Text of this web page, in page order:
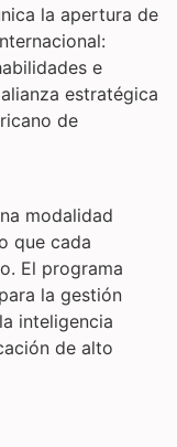
la apertura de
e
estratégica
de
modalidad
que cada
El programa
la gestión
inteligencia
de alto